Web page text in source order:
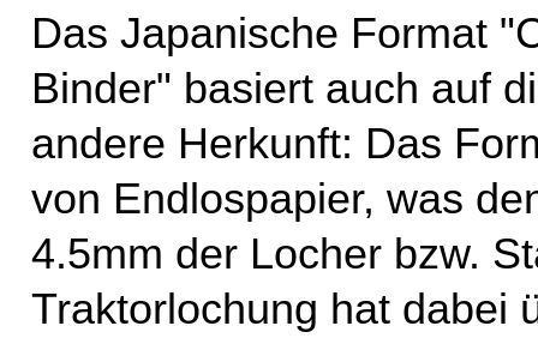
Das Japanische Format
Binder" basiert auch auf
andere Herkunft: Das
von Endlospapier, was
4.5mm der Locher bzw.
Traktorlochung hat dabei